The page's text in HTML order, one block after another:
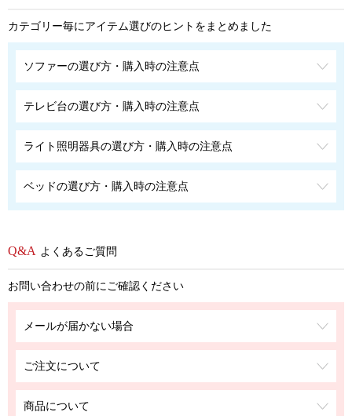
カテゴリー毎にアイテム選びのヒントをまとめました
ソファーの選び方・購入時の注意点
テレビ台の選び方・購入時の注意点
ライト照明器具の選び方・購入時の注意点
ベッドの選び方・購入時の注意点
よくあるご質問
お問い合わせの前にご確認ください
メールが届かない場合
ご注文について
商品について